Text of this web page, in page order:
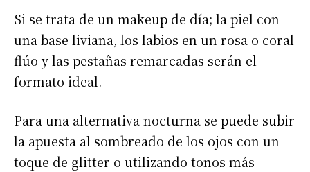
Si se trata de un makeup de día; la piel con
una base liviana, los labios en un rosa o coral
flúo y las pestañas remarcadas serán el
formato ideal.
Para una alternativa nocturna se puede subir
la apuesta al sombreado de los ojos con un
toque de glitter o utilizando tonos más